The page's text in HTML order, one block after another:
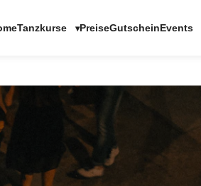
Tanzkurse ▾PreiseGutscheinEvents